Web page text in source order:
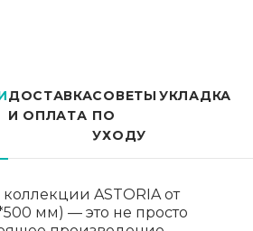
ДОСТАВКА
И ОПЛАТА
СОВЕТЫ
ПО
УХОДУ
УКЛАДКА
ASTORIA от
мм) — это не просто